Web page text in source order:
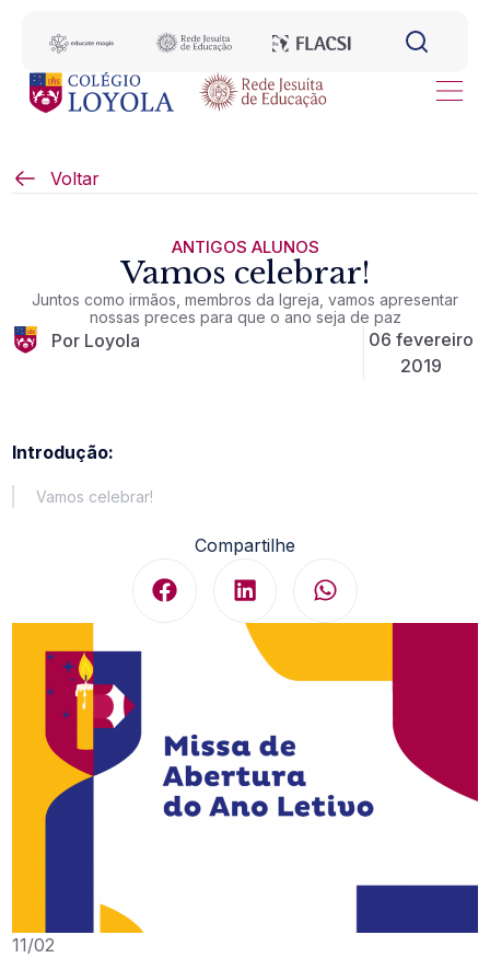
Voltar
ANTIGOS ALUNOS
Vamos celebrar!
Juntos como irmãos, membros da Igreja, vamos apresentar
nossas preces para que o ano seja de paz
Por Loyola
06 fevereiro
2019
Introdução:
Vamos celebrar!
Compartilhe
11/02